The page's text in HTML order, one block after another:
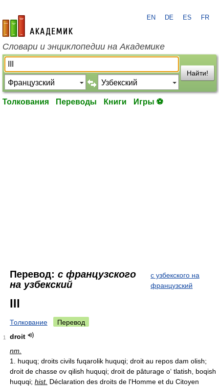
academic.ru
EN DE ES FR
Словари и энциклопедии на Академике
Найти!
Толкования Переводы Книги Игры ⚽
Перевод: с французского
на узбекский
с узбекского на
французский
III
Толкование Перевод
1
droit
nm.
1. huquq; droits civils fuqarolik huquqi; droit au repos dam olish;
droit de chasse ov qilish huquqi; droit de pâturage o‘ tlatish, boqish
huquqi; hist. Déclaration des droits de l'Homme et du Citoyen